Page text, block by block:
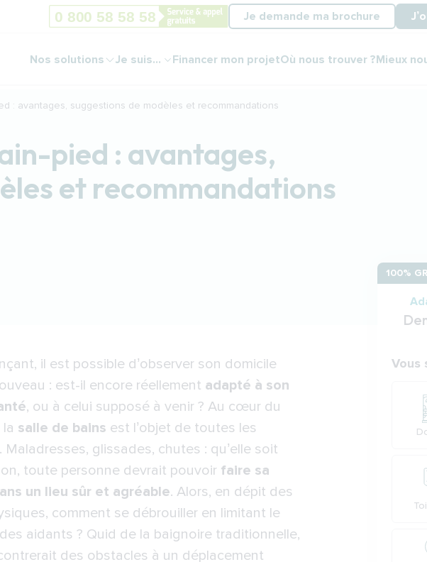
Je demande ma brochure
Nos solutions Je suis... Financer mon projetOù nous trouver ?Mieux
: avantages, suggestions de modèles et recommandations
pied : avantages,
et recommandations
100%
Vous
il est possible d’observer son domicile
: est-il encore réellement adapté à son
, ou à celui supposé à venir ? Au cœur du
salle de bains est l’objet de toutes les
Maladresses, glissades, chutes : qu’elle soit
toute personne devrait pouvoir faire sa
un lieu sûr et agréable. Alors, en dépit des
comment se débrouiller en limitant le
aidants ? Quid de la baignoire traditionnelle,
des obstacles à un déplacement